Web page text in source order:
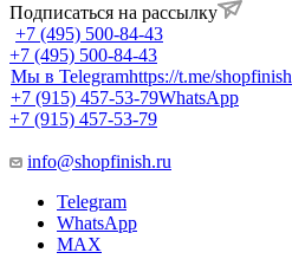
Подписаться на рассылку
+7 (495) 500-84-43
+7 (495) 500-84-43
Мы в Telegramhttps://t.me/shopfinish
+7 (915) 457-53-79WhatsApp
+7 (915) 457-53-79
info@shopfinish.ru
Telegram
WhatsApp
MAX